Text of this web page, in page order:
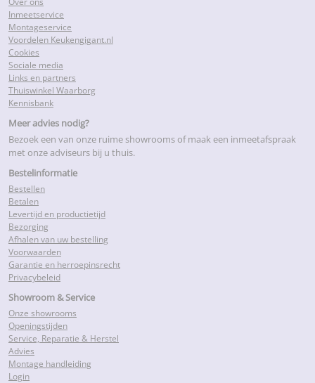
Inmeetservice
Montageservice
Voordelen Keukengigant.nl
Cookies
Sociale media
Links en partners
Thuiswinkel Waarborg
Kennisbank
Meer advies nodig?
Bezoek een van onze ruime showrooms of maak een inmeetafspraak
met onze adviseurs bij u thuis.
Bestelinformatie
Bestellen
Betalen
Levertijd en productietijd
Bezorging
Afhalen van uw bestelling
Voorwaarden
Garantie en herroepinsrecht
Privacybeleid
Showroom & Service
Onze showrooms
Openingstijden
Service, Reparatie & Herstel
Advies
Montage handleiding
Login